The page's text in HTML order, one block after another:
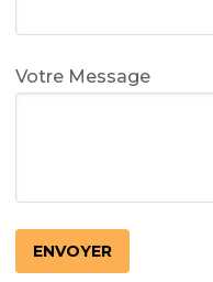
Votre Message